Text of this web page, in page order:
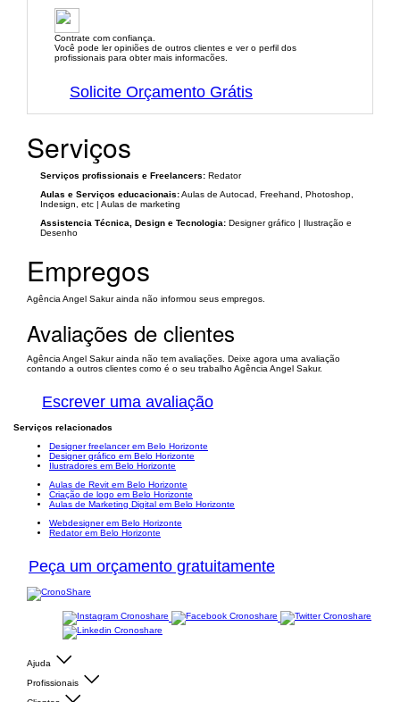
Contrate com confiança.
Você pode ler opiniões de outros clientes e ver o perfil dos
profissionais para obter mais informacões.
Solicite Orçamento Grátis
Serviços
Serviços profissionais e Freelancers: Redator
Aulas e Serviços educacionais:Aulas de Autocad, Freehand, Photoshop,
Indesign, etc | Aulas de marketing
Assistencia Técnica, Design e Tecnologia: Designer gráfico | Ilustração e
Desenho
Empregos
Agência Angel Sakur ainda não informou seus empregos.
Avaliações de clientes
Agência Angel Sakur ainda não tem avaliações. Deixe agora uma avaliação
contando a outros clientes como é o seu trabalho Agência Angel Sakur.
Escrever uma avaliação
Serviços relacionados
Designer freelancer em Belo Horizonte
Designer gráfico em Belo Horizonte
Ilustradores em Belo Horizonte
Aulas de Revit em Belo Horizonte
Criação de logo em Belo Horizonte
Aulas de Marketing Digital em Belo Horizonte
Webdesigner em Belo Horizonte
Redator em Belo Horizonte
Peça um orçamento gratuitamente
Ajuda
Profissionais